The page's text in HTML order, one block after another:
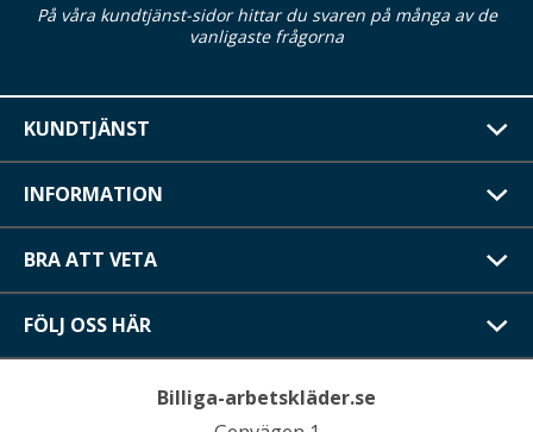
På våra kundtjänst-sidor hittar du svaren på många av de
vanligaste frågorna
KUNDTJÄNST
INFORMATION
BRA ATT VETA
FÖLJ OSS HÄR
Billiga-arbetskläder.se